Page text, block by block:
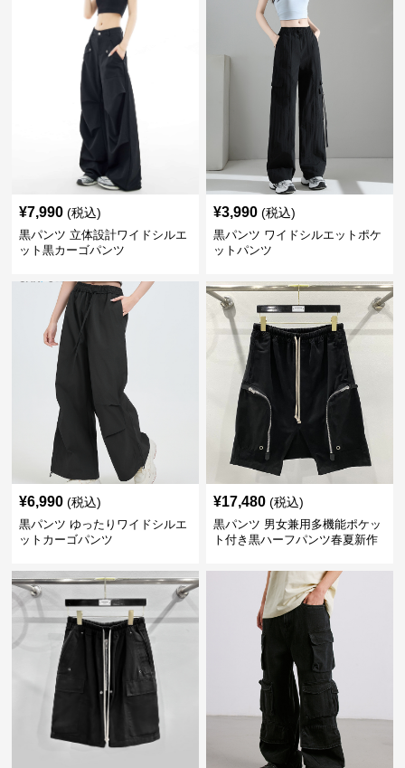
¥7,990 (税込)
黒パンツ 立体設計ワイドシルエ
ット黒カーゴパンツ
¥3,990 (税込)
黒パンツ ワイドシルエットポケ
ットパンツ
¥6,990 (税込)
黒パンツ ゆったりワイドシルエ
ットカーゴパンツ
¥17,480 (税込)
黒パンツ 男女兼用多機能ポケッ
ト付き黒ハーフパンツ春夏新作